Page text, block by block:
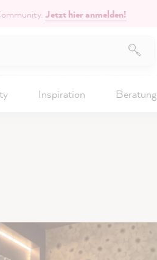
Jetzt hier anmelden!
Inspiration Beratung